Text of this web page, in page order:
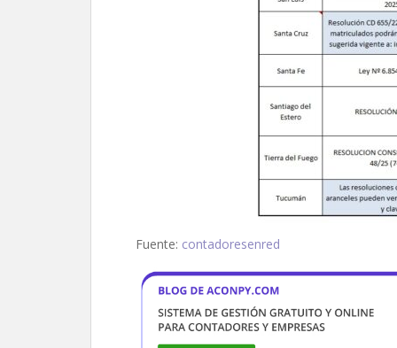
Fuente: contadoresenred